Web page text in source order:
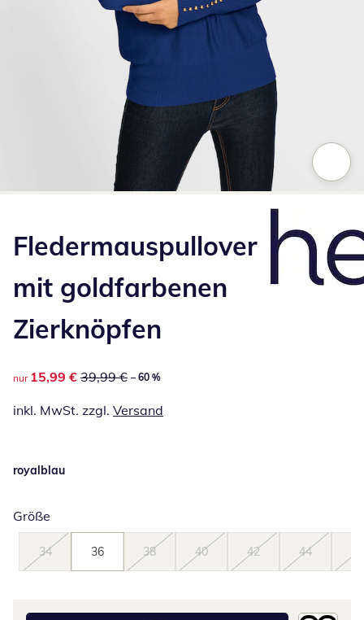
Fledermauspullover
mit goldfarbenen
Zierknöpfen
reduzierter Preis 15,99 €, vorheriger Preis: 39,99 €
nur 15,99 € 39,99 € – 60 %
inkl. MwSt. zzgl. Versand
royalblau
Größe
34 36 38 40 42 44